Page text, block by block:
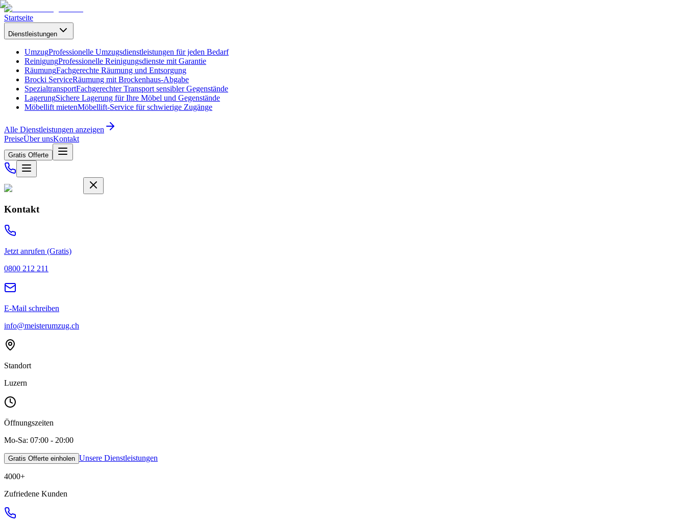
Startseite
Dienstleistungen
UmzugProfessionelle Umzugsdienstleistungen für jeden Bedarf
ReinigungProfessionelle Reinigungsdienste mit Garantie
RäumungFachgerechte Räumung und Entsorgung
Brocki ServiceRäumung mit Brockenhaus-Abgabe
SpezialtransportFachgerechter Transport sensibler Gegenstände
LagerungSichere Lagerung für Ihre Möbel und Gegenstände
Möbellift mietenMöbellift-Service für schwierige Zugänge
Alle Dienstleistungen anzeigen
PreiseÜber unsKontakt
Gratis Offerte
Kontakt
Jetzt anrufen (Gratis)
0800 212 211
E-Mail schreiben
info@meisterumzug.ch
Standort
Luzern
Öffnungszeiten
Mo-Sa: 07:00 - 20:00
Gratis Offerte einholen Unsere Dienstleistungen
4000+
Zufriedene Kunden